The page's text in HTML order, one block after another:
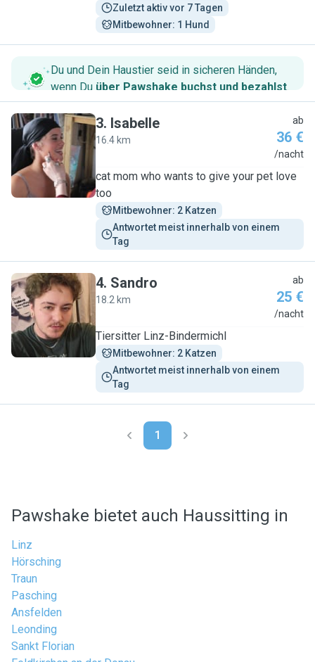
Zuletzt aktiv vor 7 Tagen
Mitbewohner: 1 Hund
Du und Dein Haustier seid in sicheren Händen,
wenn Du über Pawshake buchst und bezahlst.
I
3. Isabelle
16.4 km
ab
36 €
/nacht
cat mom who wants to give your pet love
too
Mitbewohner: 2 Katzen
Antwortet meist innerhalb von einem
Tag
S
4. Sandro
18.2 km
ab
25 €
/nacht
Tiersitter Linz-Bindermichl
Mitbewohner: 2 Katzen
Antwortet meist innerhalb von einem
Tag
1
Pawshake bietet auch Haussitting in
Linz
Hörsching
Traun
Pasching
Ansfelden
Leonding
Sankt Florian